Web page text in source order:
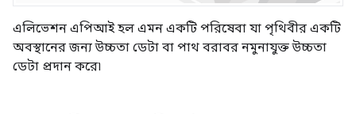
এলিভেশন এপিআই হল এমন একটি পরিষেবা যা পৃথিবীর একটি
অবস্থানের জন্য উচ্চতা ডেটা বা পাথ বরাবর নমুনাযুক্ত উচ্চতা
ডেটা প্রদান করে৷